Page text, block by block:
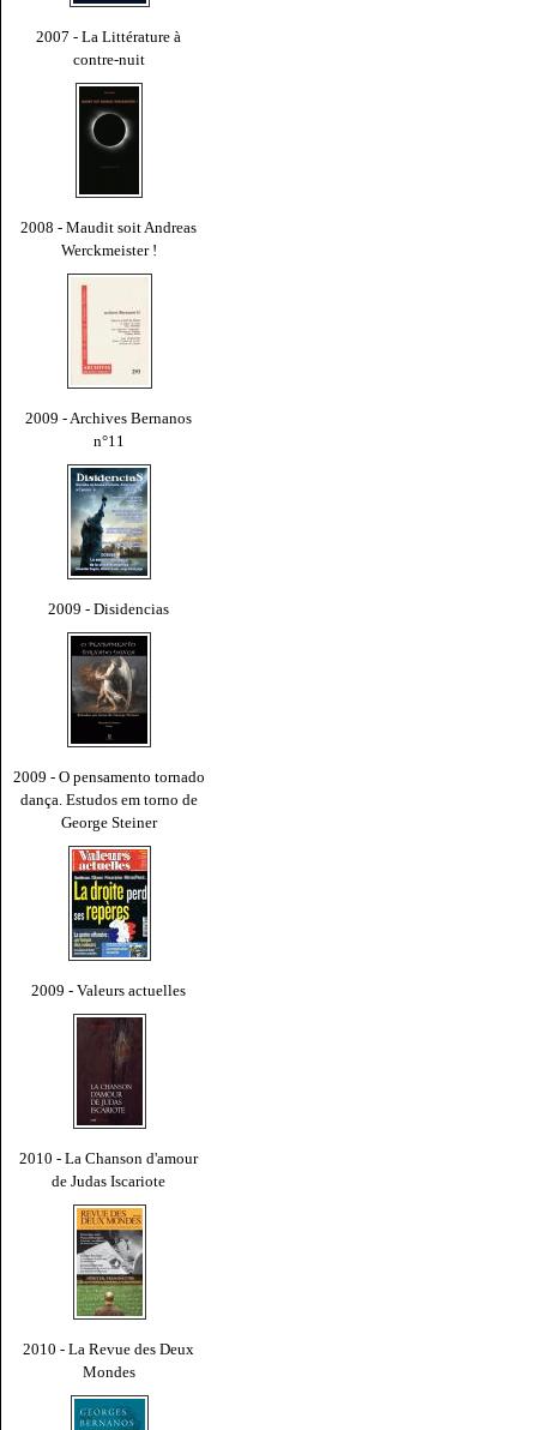
2007 - La Littérature à
contre-nuit
2008 - Maudit soit Andreas
Werckmeister !
2009 - Archives Bernanos
n°11
2009 - Disidencias
2009 - O pensamento tornado
dança. Estudos em torno de
George Steiner
2009 - Valeurs actuelles
2010 - La Chanson d'amour
de Judas Iscariote
2010 - La Revue des Deux
Mondes